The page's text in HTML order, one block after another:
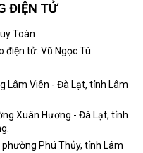
ĐIỆN TỬ
Toàn
điện tử: Vũ Ngọc Tú
Lâm Viên - Đà Lạt, tỉnh Lâm
Xuân Hương - Đà Lạt, tỉnh
Phú Thủy, tỉnh Lâm